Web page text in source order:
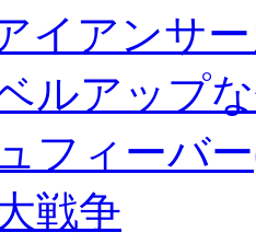
イアンサ
ルアップ
フィーバ
戦争